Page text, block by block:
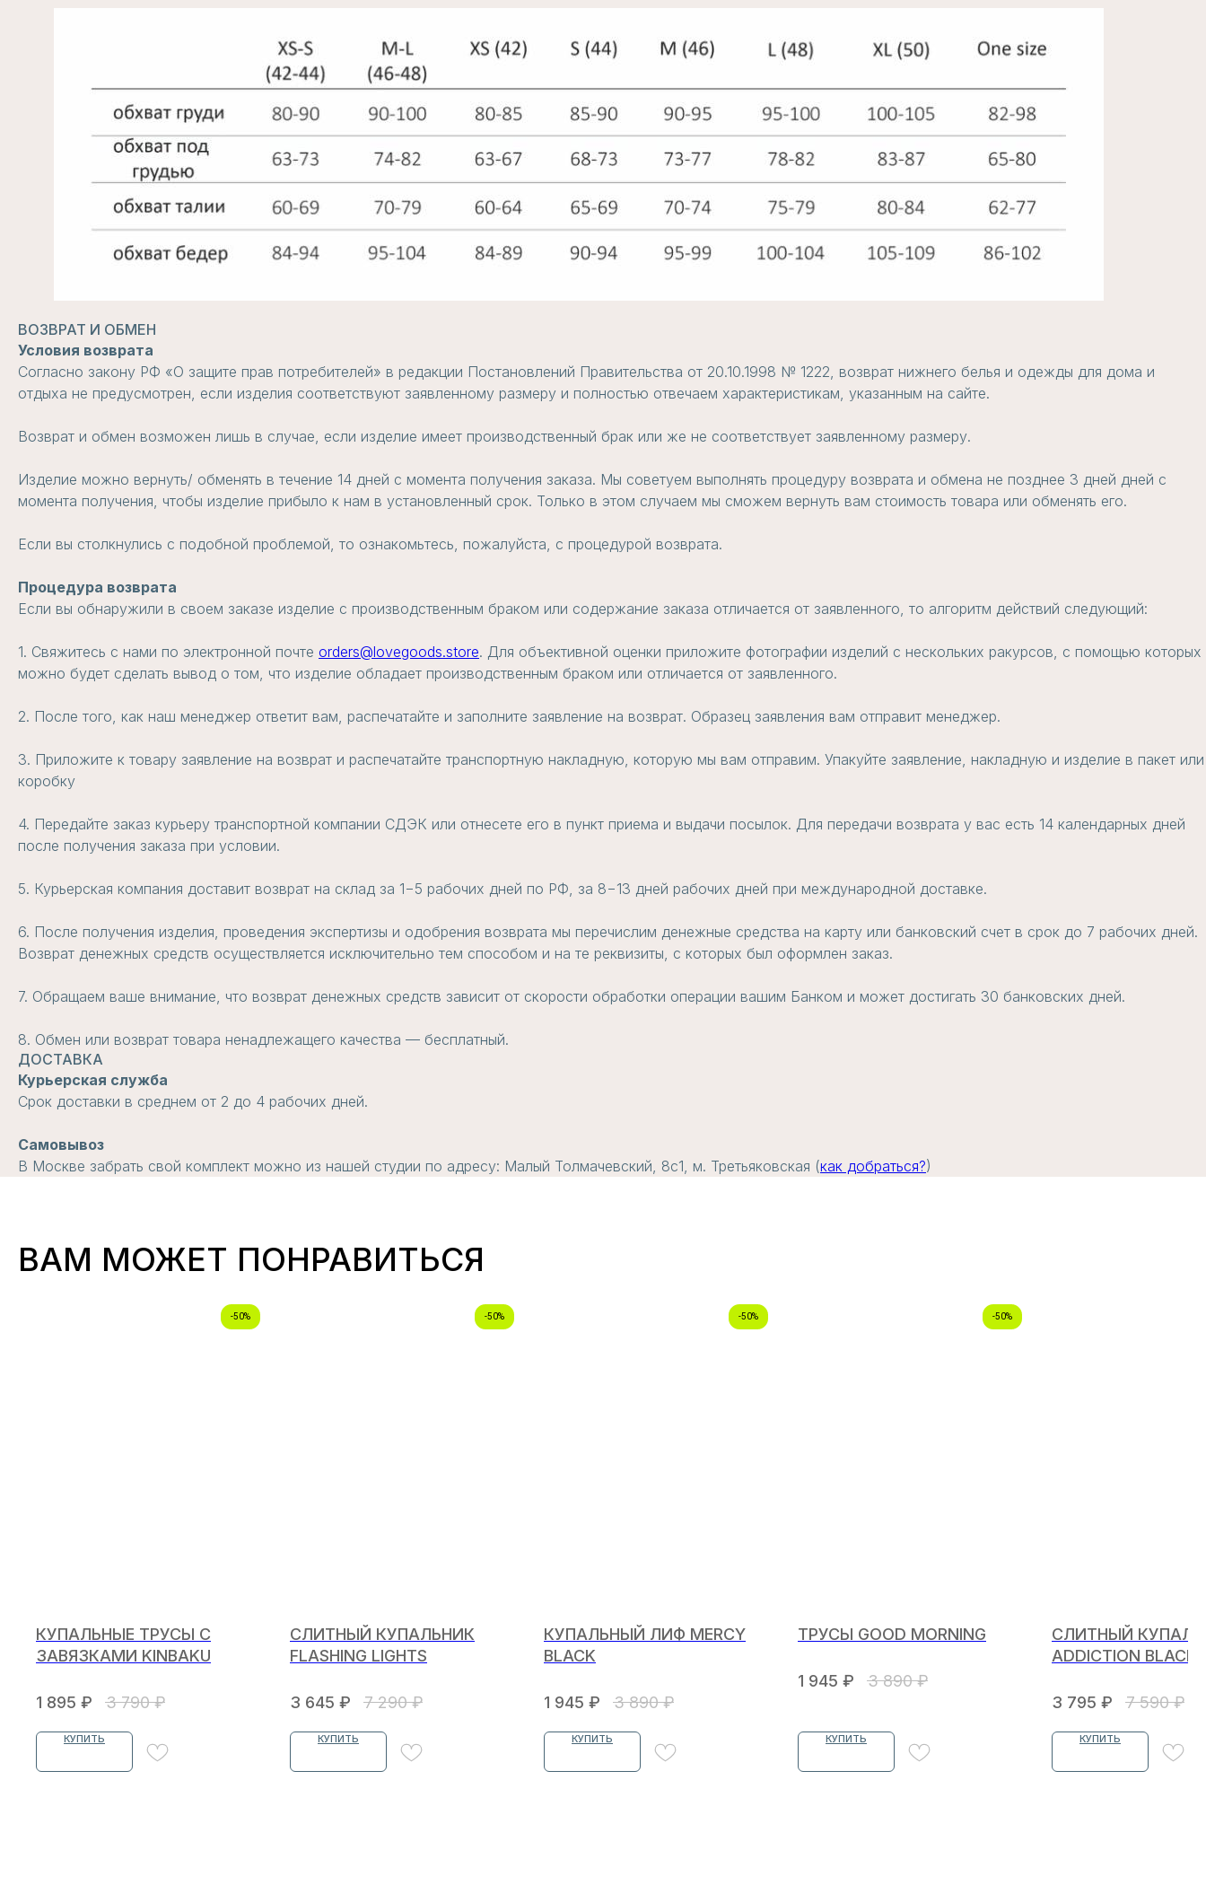
ВОЗВРАТ И ОБМЕН
Условия возврата
Согласно закону РФ «О защите прав потребителей» в редакции Постановлений Правительства от 20.10.1998 № 1222, возврат нижнего белья и одежды для дома и
отдыха не предусмотрен, если изделия соответствуют заявленному размеру и полностью отвечаем характеристикам, указанным на сайте.
Возврат и обмен возможен лишь в случае, если изделие имеет производственный брак или же не соответствует заявленному размеру.
Изделие можно вернуть/ обменять в течение 14 дней с момента получения заказа. Мы советуем выполнять процедуру возврата и обмена не позднее 3 дней дней с
момента получения, чтобы изделие прибыло к нам в установленный срок. Только в этом случаем мы сможем вернуть вам стоимость товара или обменять его.
Если вы столкнулись с подобной проблемой, то ознакомьтесь, пожалуйста, с процедурой возврата.
Процедура возврата
Если вы обнаружили в своем заказе изделие с производственным браком или содержание заказа отличается от заявленного, то алгоритм действий следующий:
1. Свяжитесь с нами по электронной почте orders@lovegoods.store. Для объективной оценки приложите фотографии изделий с нескольких ракурсов, с помощью которых
можно будет сделать вывод о том, что изделие обладает производственным браком или отличается от заявленного.
2. После того, как наш менеджер ответит вам, распечатайте и заполните заявление на возврат. Образец заявления вам отправит менеджер.
3. Приложите к товару заявление на возврат и распечатайте транспортную накладную, которую мы вам отправим. Упакуйте заявление, накладную и изделие в пакет или
коробку
4. Передайте заказ курьеру транспортной компании СДЭК или отнесете его в пункт приема и выдачи посылок. Для передачи возврата у вас есть 14 календарных дней
после получения заказа при условии.
5. Курьерская компания доставит возврат на склад за 1−5 рабочих дней по РФ, за 8−13 дней рабочих дней при международной доставке.
6. После получения изделия, проведения экспертизы и одобрения возврата мы перечислим денежные средства на карту или банковский счет в срок до 7 рабочих дней.
Возврат денежных средств осуществляется исключительно тем способом и на те реквизиты, с которых был оформлен заказ.
7. Обращаем ваше внимание, что возврат денежных средств зависит от скорости обработки операции вашим Банком и может достигать 30 банковских дней.
8. Обмен или возврат товара ненадлежащего качества — бесплатный.
ДОСТАВКА
Курьерская служба
Срок доставки в среднем от 2 до 4 рабочих дней.
Самовывоз
В Москве забрать свой комплект можно из нашей студии по адресу: Малый Толмачевский, 8с1, м. Третьяковская (как добраться?)
ВАМ МОЖЕТ ПОНРАВИТЬСЯ
-50%
КУПАЛЬНЫЕ ТРУСЫ С
ЗАВЯЗКАМИ KINBAKU
1 895 ₽ 3 790 ₽
КУПИТЬ
-50%
СЛИТНЫЙ КУПАЛЬНИК
FLASHING LIGHTS
3 645 ₽ 7 290 ₽
КУПИТЬ
-50%
КУПАЛЬНЫЙ ЛИФ MERCY
BLACK
1 945 ₽ 3 890 ₽
КУПИТЬ
-50%
ТРУСЫ GOOD MORNING
1 945 ₽ 3 890 ₽
КУПИТЬ
СЛИТНЫЙ
ADDICTION BLACK
3 795 ₽ 7 590 ₽
КУПИТЬ